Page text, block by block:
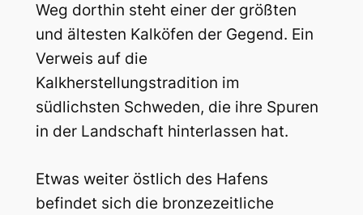
Weg dorthin steht einer der größten
und ältesten Kalköfen der Gegend. Ein
Verweis auf die
Kalkherstellungstradition im
südlichsten Schweden, die ihre Spuren
in der Landschaft hinterlassen hat.
Etwas weiter östlich des Hafens
befindet sich die bronzezeitliche